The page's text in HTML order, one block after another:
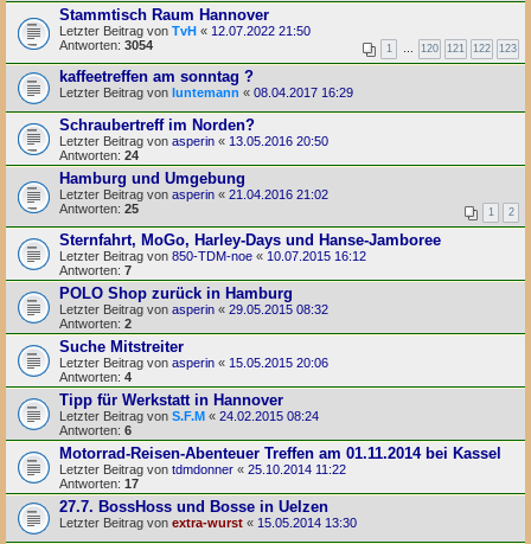
Stammtisch Raum Hannover
Letzter Beitrag von TvH « 12.07.2022 21:50
Antworten: 3054 1 120 121 122 123
kaffeetreffen am sonntag ?
Letzter Beitrag von luntemann « 08.04.2017 16:29
Schraubertreff im Norden?
Letzter Beitrag von asperin « 13.05.2016 20:50
Antworten: 24
Hamburg und Umgebung
Letzter Beitrag von asperin « 21.04.2016 21:02
Antworten: 25 1 2
Sternfahrt, MoGo, Harley-Days und Hanse-Jamboree
Letzter Beitrag von 850-TDM-noe « 10.07.2015 16:12
Antworten: 7
POLO Shop zurück in Hamburg
Letzter Beitrag von asperin « 29.05.2015 08:32
Antworten: 2
Suche Mitstreiter
Letzter Beitrag von asperin « 15.05.2015 20:06
Antworten: 4
Tipp für Werkstatt in Hannover
Letzter Beitrag von S.F.M « 24.02.2015 08:24
Antworten: 6
Motorrad-Reisen-Abenteuer Treffen am 01.11.2014 bei Kassel
Letzter Beitrag von tdmdonner « 25.10.2014 11:22
Antworten: 17
27.7. BossHoss und Bosse in Uelzen
Letzter Beitrag von extra-wurst « 15.05.2014 13:30